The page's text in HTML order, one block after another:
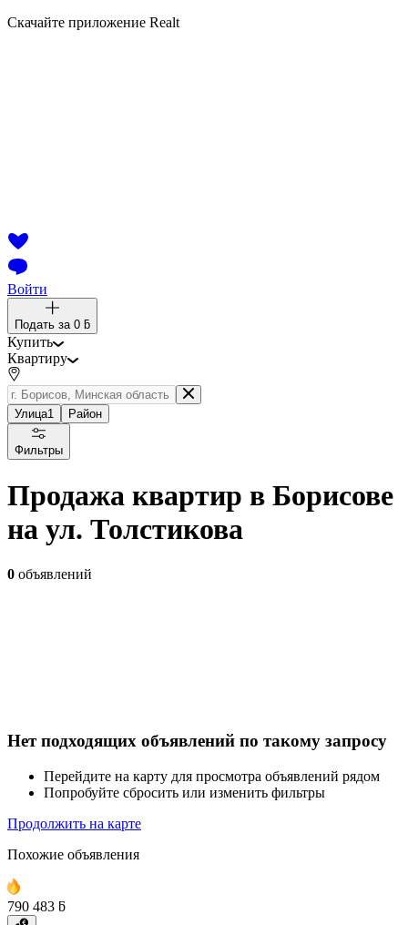
Скачайте приложение Realt
Войти
Подать за 0 ƃ
Купить
Квартиру
Улица1 Район
Фильтры
Продажа квартир в Борисове
на ул. Толстикова
0 объявлений
Нет подходящих объявлений по такому запросу
Перейдите на карту для просмотра объявлений рядом
Попробуйте сбросить или изменить фильтры
Продолжить на карте
Похожие объявления
790 483 ƃ